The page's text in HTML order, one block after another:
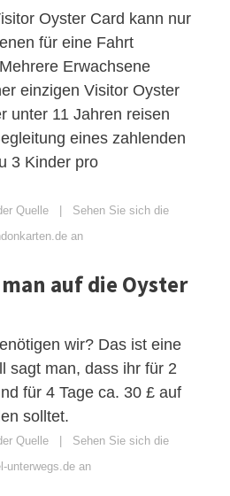
Oyster Card kann nur
für eine Fahrt
Erwachsene
einzigen Visitor Oyster
unter 11 Jahren reisen
eines zahlenden
3 Kinder pro
Quelle | Sehen Sie sich die
an
auf die Oyster
wir? Das ist eine
sagt man, dass ihr für 2
für 4 Tage ca. 30 £ auf
solltet.
Quelle | Sehen Sie sich die
unterwegs.de an